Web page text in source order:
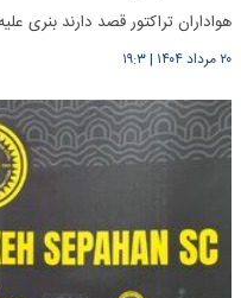
هواداران تراکتور قصد دارند بنری
۲۰ مرداد ۱۴۰۴ |۱۹:۳